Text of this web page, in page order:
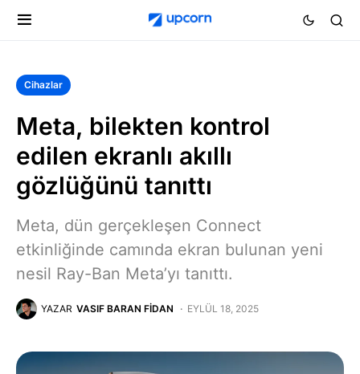
Cihazlar
Meta, bilekten kontrol
edilen ekranlı akıllı
gözlüğünü tanıttı
Meta, dün gerçekleşen Connect
etkinliğinde camında ekran bulunan yeni
nesil Ray-Ban Meta’yı tanıttı.
YAZAR VASIF BARAN FIDAN EYLÜL 18, 2025